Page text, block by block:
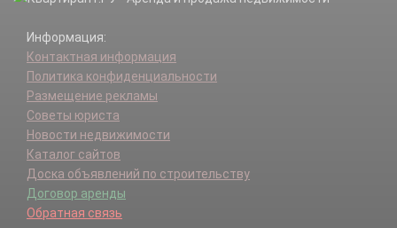
Информация:
Контактная информация
Политика конфиденциальности
Размещение рекламы
Советы юриста
Новости недвижимости
Каталог сайтов
Доска объявлений по строительству
Договор аренды
Обратная связь